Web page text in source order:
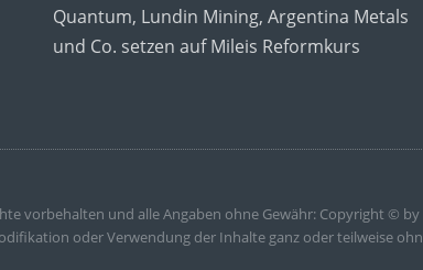
Quantum, Lundin Mining, Argentina Metals
und Co. setzen auf Mileis Reformkurs
vorbehalten und alle Angaben ohne Gewähr: Copyright ©
oder Verwendung der Inhalte ganz oder teilweise